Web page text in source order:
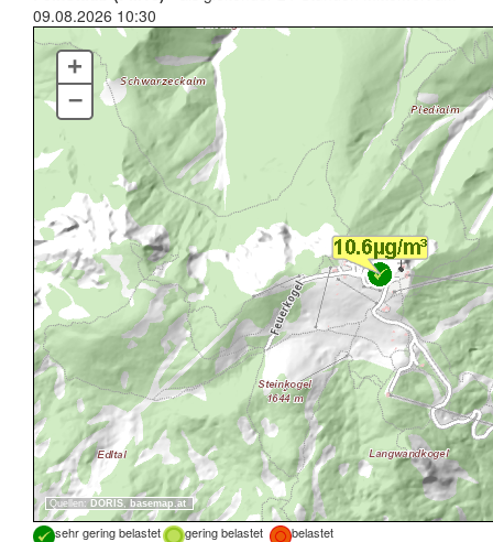
09.08.2026 10:30
Quellen: DORIS, basemap.at
+
–
sehr gering belastet gering belastet
belastet